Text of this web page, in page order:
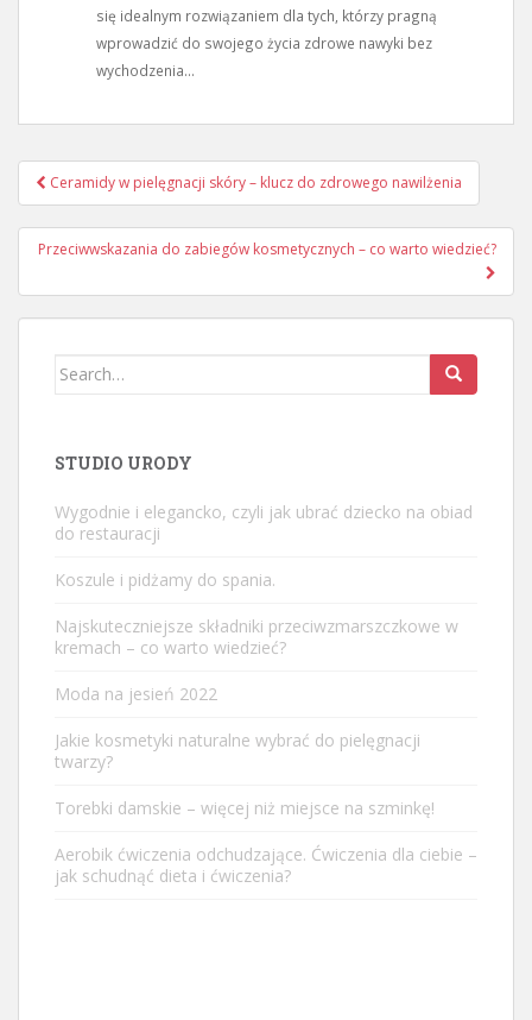
się idealnym rozwiązaniem dla tych, którzy pragną
wprowadzić do swojego życia zdrowe nawyki bez
wychodzenia...
Nawigacja
wpisu
Ceramidy w pielęgnacji skóry – klucz do zdrowego nawilżenia
Przeciwwskazania do zabiegów kosmetycznych – co warto wiedzieć?
Search
STUDIO URODY
Wygodnie i elegancko, czyli jak ubrać dziecko na obiad
do restauracji
Koszule i pidżamy do spania.
Najskuteczniejsze składniki przeciwzmarszczkowe w
kremach – co warto wiedzieć?
Moda na jesień 2022
Jakie kosmetyki naturalne wybrać do pielęgnacji
twarzy?
Torebki damskie – więcej niż miejsce na szminkę!
Aerobik ćwiczenia odchudzające. Ćwiczenia dla ciebie –
jak schudnąć dieta i ćwiczenia?